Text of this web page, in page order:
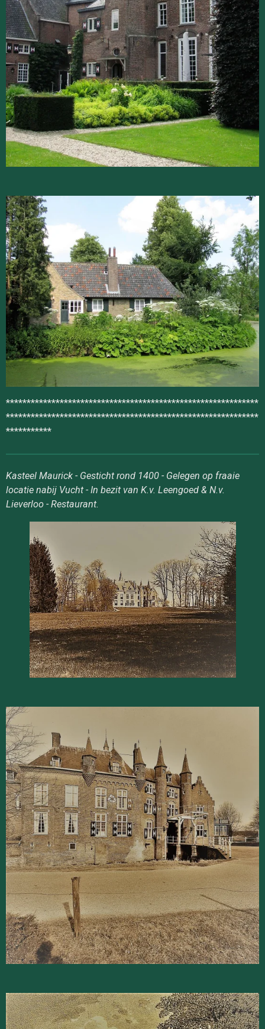
*************************************************************
*************************************************************
***********
Kasteel Maurick - Gesticht rond 1400 - Gelegen op fraaie
locatie nabij Vucht - In bezit van K.v. Leengoed & N.v.
Lieverloo - Restaurant.